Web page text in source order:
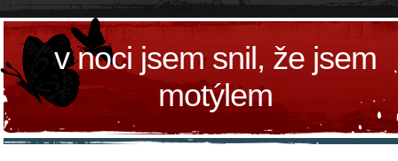
v noci jsem snil, že jsem
motýlem